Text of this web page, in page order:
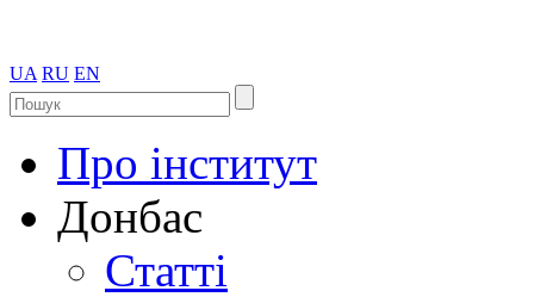
UA RU EN
Про інститут
Донбас
Статті